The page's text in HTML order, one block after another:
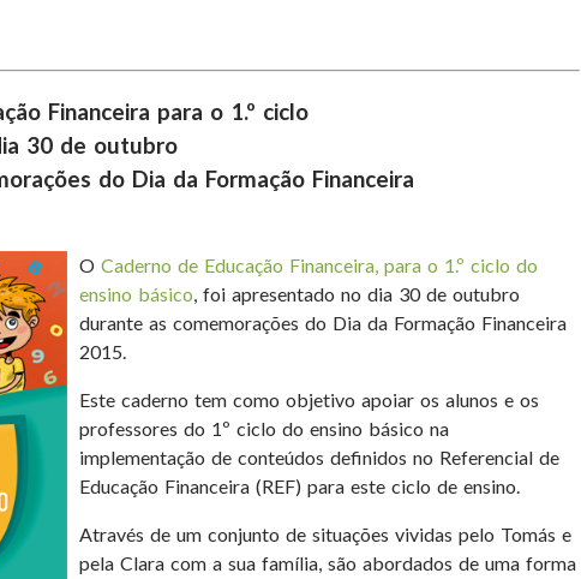
Financeira para o 1.º ciclo
30 de outubro
do Dia da Formação Financeira
O Caderno de Educação Financeira, para o 1.º ciclo do
ensino básico, foi apresentado no dia 30 de outubro
durante as comemorações do Dia da Formação Financeira
2015.
Este caderno tem como objetivo apoiar os alunos e os
professores do 1º ciclo do ensino básico na
implementação de conteúdos definidos no Referencial de
Educação Financeira (REF) para este ciclo de ensino.
Através de um conjunto de situações vividas pelo Tomás e
pela Clara com a sua família, são abordados de uma forma